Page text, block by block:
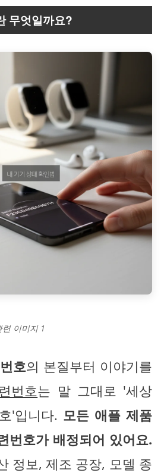
무엇일까요?
이미지 1
호의 본질부터 이야기를
번호는 말 그대로 '세상
'입니다. 모든 애플 제품
번호가 배정되어 있어요.
정보, 제조 공장, 모델 종